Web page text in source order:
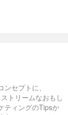
セプトに、
トリームなおもし
ティングのTipsか